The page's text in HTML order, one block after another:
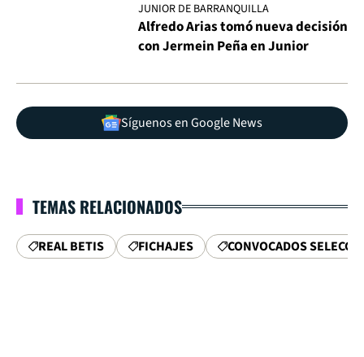
JUNIOR DE BARRANQUILLA
Alfredo Arias tomó nueva decisión
con Jermein Peña en Junior
Síguenos en Google News
TEMAS RELACIONADOS
REAL BETIS FICHAJES CONVOCADOS